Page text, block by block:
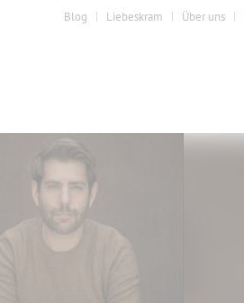
Blog Liebeskram Über uns